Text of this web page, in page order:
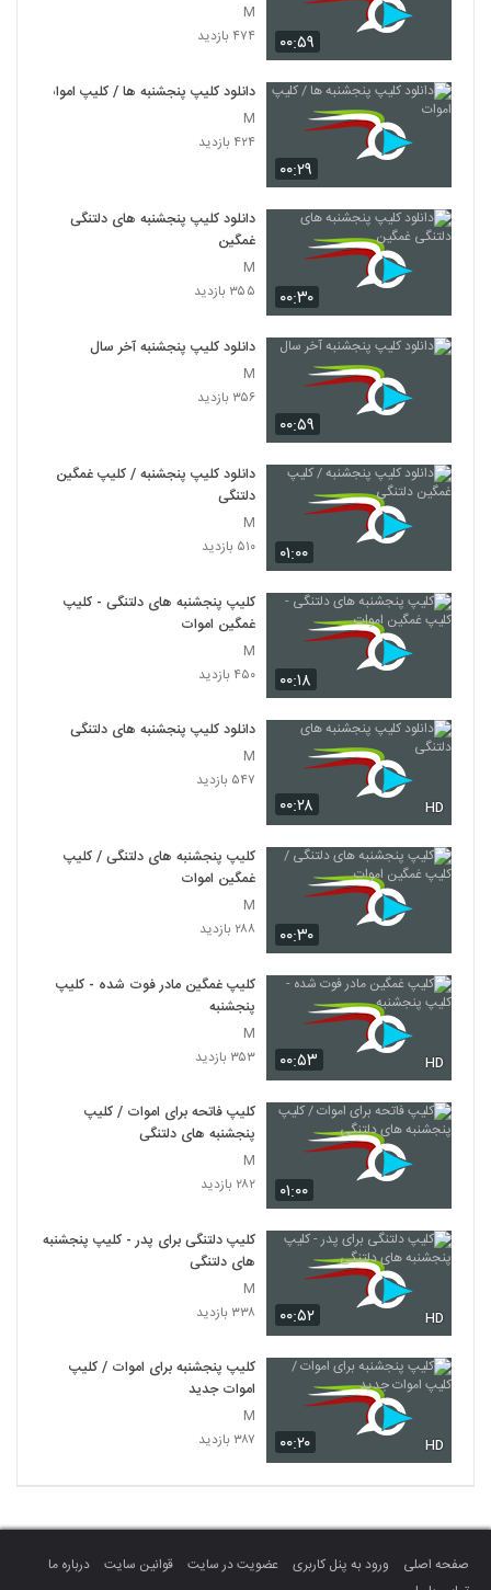
۰۰:۵۹
M
۴۷۴ بازدید
۰۰:۲۹
دانلود کلیپ پنجشنبه ها / کلیپ اموات
M
۴۲۴ بازدید
۰۰:۳۰
دانلود کلیپ پنجشنبه های دلتنگی
غمگین
M
۳۵۵ بازدید
۰۰:۵۹
دانلود کلیپ پنجشنبه آخر سال
M
۳۵۶ بازدید
۰۱:۰۰
دانلود کلیپ پنجشنبه / کلیپ غمگین
دلتنگی
M
۵۱۰ بازدید
۰۰:۱۸
کلیپ پنجشنبه های دلتنگی - کلیپ
غمگین اموات
M
۴۵۰ بازدید
۰۰:۲۸ HD
دانلود کلیپ پنجشنبه های دلتنگی
M
۵۴۷ بازدید
۰۰:۳۰
کلیپ پنجشنبه های دلتنگی / کلیپ
غمگین اموات
M
۲۸۸ بازدید
۰۰:۵۳ HD
کلیپ غمگین مادر فوت شده - کلیپ
پنجشنبه
M
۳۵۳ بازدید
۰۱:۰۰
کلیپ فاتحه برای اموات / کلیپ
پنجشنبه های دلتنگی
M
۲۸۲ بازدید
۰۰:۵۲ HD
کلیپ دلتنگی برای پدر - کلیپ پنجشنبه
های دلتنگی
M
۳۳۸ بازدید
۰۰:۲۰ HD
کلیپ پنجشنبه برای اموات / کلیپ
اموات جدید
M
۳۸۷ بازدید
صفحه اصلی ورود به پنل کاربری عضویت در سایت قوانین سایت
درباره ما